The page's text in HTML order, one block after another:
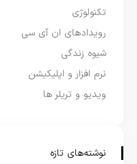
تکنولوژی
رویدادهای ان آی سی
شیوه زندگی
نرم افزار و اپلیکیشن
ویدیو و تریلر ها
نوشته‌های تازه